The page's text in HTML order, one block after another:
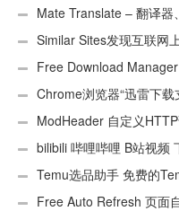
Mate Translate – 翻译器
Similar Sites发现互联网
Free Download
插件Chrome浏览器“迅雷下载
ModHeader 自定义
bilibili 哔哩哔哩 B站视频
Temu选品助手 免费的
件 Free Auto Refresh 页面